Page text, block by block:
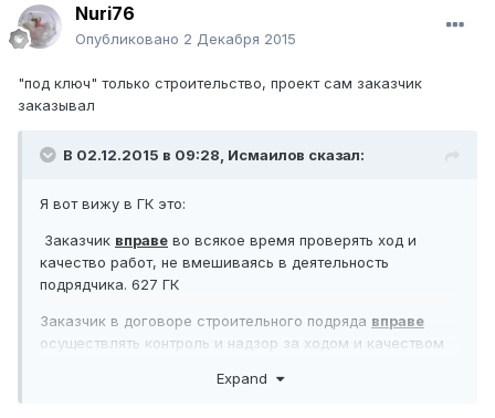
Nuri76
Опубликовано 2 Декабря 2015
"под ключ" только строительство, проект сам заказчик
заказывал
В 02.12.2015 в 09:28, Исмаилов сказал:
Я вот вижу в ГК это:
Заказчик вправе во всякое время проверять ход и
качество работ, не вмешиваясь в деятельность
подрядчика. 627 ГК
Заказчик в договоре строительного подряда вправе
осуществлять контроль и надзор за ходом и качеством
выполнения (графика), качеством предоставленных
Expand